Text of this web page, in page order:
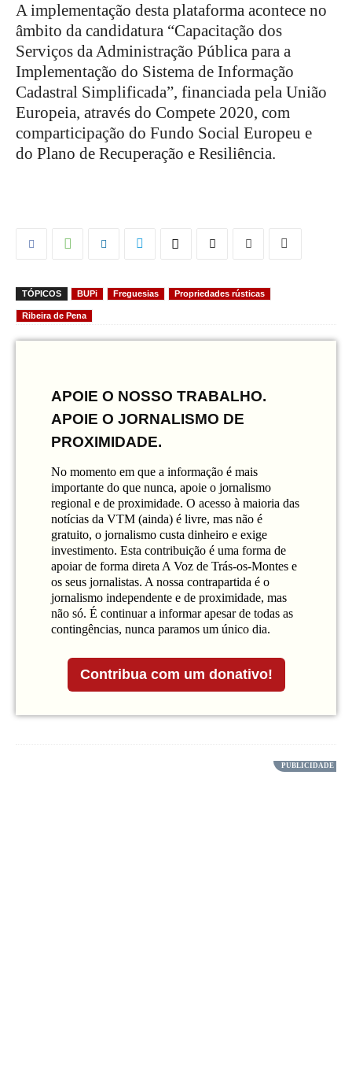
A implementação desta plataforma acontece no
âmbito da candidatura “Capacitação dos
Serviços da Administração Pública para a
Implementação do Sistema de Informação
Cadastral Simplificada”, financiada pela União
Europeia, através do Compete 2020, com
comparticipação do Fundo Social Europeu e
do Plano de Recuperação e Resiliência.
TÓPICOS BUPi Freguesias Propriedades rústicas
Ribeira de Pena
APOIE O NOSSO TRABALHO.
APOIE O JORNALISMO DE
PROXIMIDADE.
No momento em que a informação é mais
importante do que nunca, apoie o jornalismo
regional e de proximidade. O acesso à maioria das
notícias da VTM (ainda) é livre, mas não é
gratuito, o jornalismo custa dinheiro e exige
investimento. Esta contribuição é uma forma de
apoiar de forma direta A Voz de Trás-os-Montes e
os seus jornalistas. A nossa contrapartida é o
jornalismo independente e de proximidade, mas
não só. É continuar a informar apesar de todas as
contingências, nunca paramos um único dia.
Contribua com um donativo!